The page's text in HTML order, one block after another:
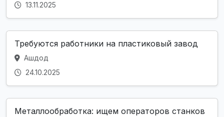
13.11.2025
Требуются работники на пластиковый завод
Ашдод
24.10.2025
Металлообработка: ищем операторов станков